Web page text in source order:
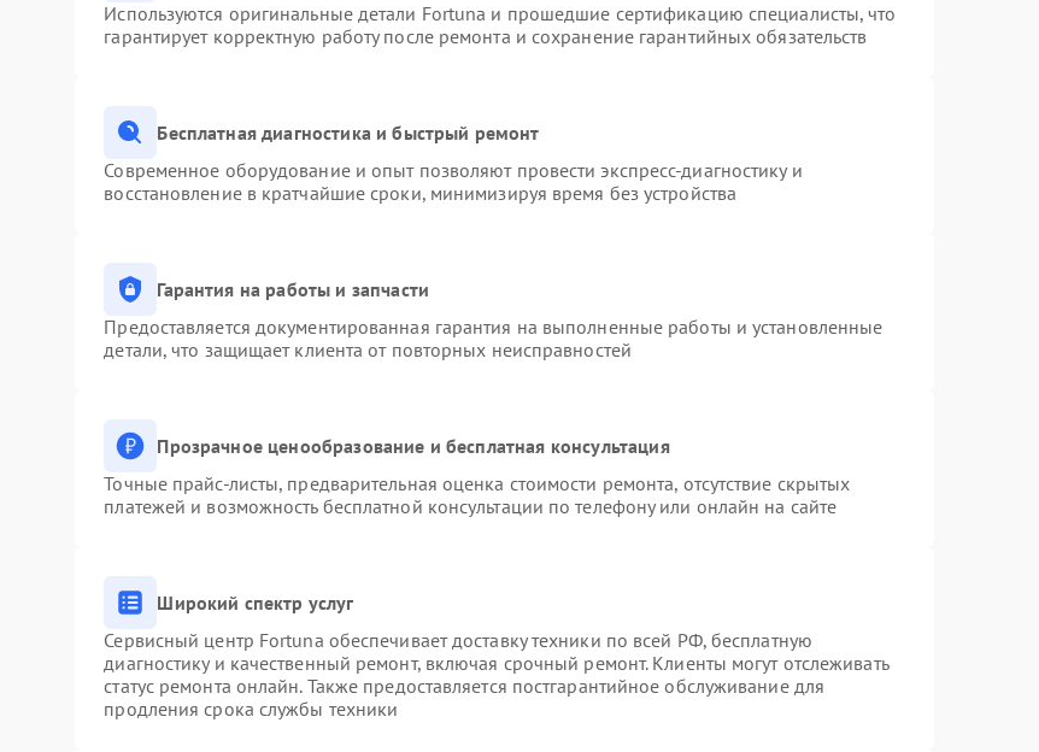
Используются оригинальные детали Fortuna и прошедшие сертификацию специалисты, что
гарантирует корректную работу после ремонта и сохранение гарантийных обязательств
Бесплатная диагностика и быстрый ремонт
Современное оборудование и опыт позволяют провести экспресс-диагностику и
восстановление в кратчайшие сроки, минимизируя время без устройства
Гарантия на работы и запчасти
Предоставляется документированная гарантия на выполненные работы и установленные
детали, что защищает клиента от повторных неисправностей
Прозрачное ценообразование и бесплатная консультация
Точные прайс-листы, предварительная оценка стоимости ремонта, отсутствие скрытых
платежей и возможность бесплатной консультации по телефону или онлайн на сайте
Широкий спектр услуг
Сервисный центр Fortuna обеспечивает доставку техники по всей РФ, бесплатную
диагностику и качественный ремонт, включая срочный ремонт. Клиенты могут отслеживать
статус ремонта онлайн. Также предоставляется постгарантийное обслуживание для
продления срока службы техники